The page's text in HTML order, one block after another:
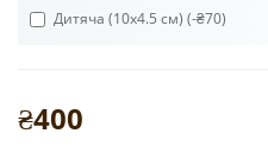
Дитяча (10х4.5 см) (-₴70)
₴400